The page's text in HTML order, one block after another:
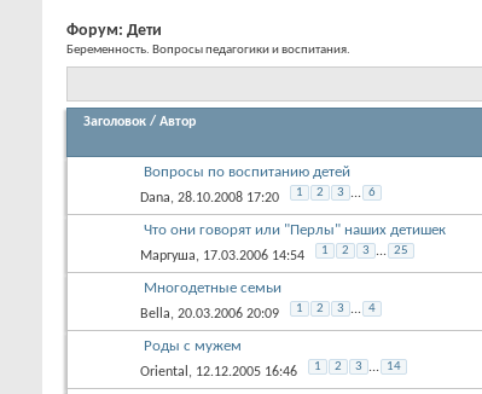
Форум: Дети
Беременность. Вопросы педагогики и воспитания.
Заголовок / Автор
Вопросы по воспитанию детей
Dana, 28.10.2008 17:20 1 2 3 ... 6
Что они говорят или "Перлы" наших детишек
Маргуша, 17.03.2006 14:54 1 2 3 ... 25
Многодетные семьи
Bella, 20.03.2006 20:09 1 2 3 ... 4
Роды с мужем
Oriental , 12.12.2005 16:46 1 2 3 ... 14